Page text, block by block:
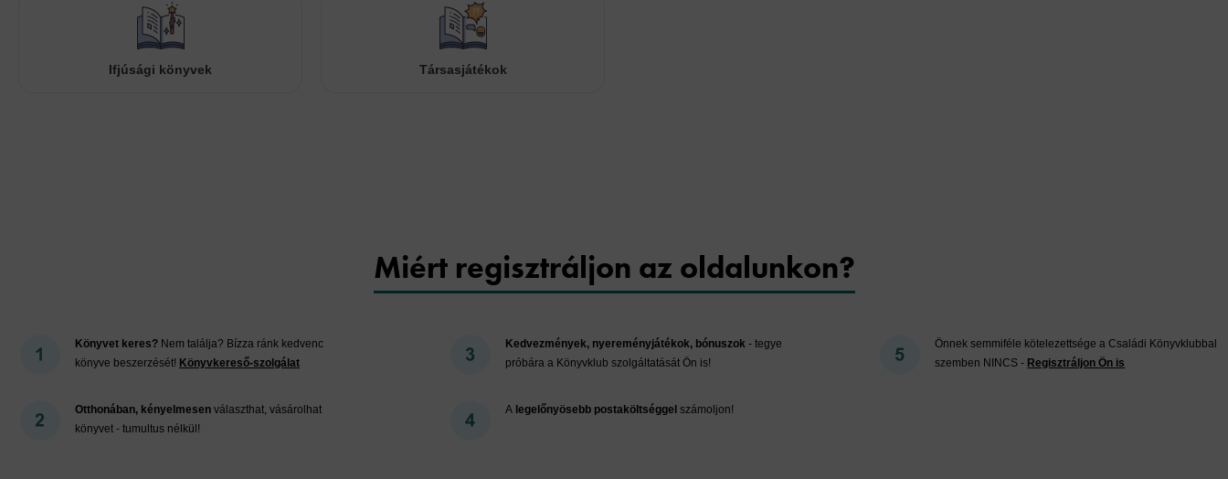
Ifjúsági könyvek Társasjátékok
Miért regisztráljon az oldalunkon?
Könyvet keres? Nem találja? Bízza ránk kedvenc
könyve beszerzését! Könyvkereső-szolgálat
Otthonában, kényelmesen választhat, vásárolhat
könyvet - tumultus nélkül!
Kedvezmények, nyereményjátékok, bónuszok- tegye
próbára a Könyvklub szolgáltatását Ön is!
A legelőnyösebb postaköltséggel számoljon!
Önnek semmiféle kötelezettsége a Családi Könyvklubbal
szemben NINCS - Regisztráljon Ön is